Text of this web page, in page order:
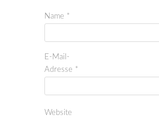
Name *
E-Mail-
Adresse *
Website